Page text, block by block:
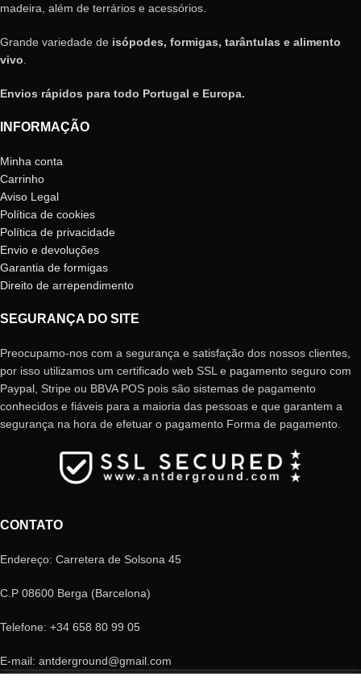
madeira, além de terrários e acessórios.
Grande variedade de isópodes, formigas, tarântulas e alimento
vivo
Envios rápidos para todo Portugal e Europa.
INFORMAÇÃO
Minha conta
Carrinho
Aviso Legal
Política de cookies
Política de privacidade
Envio e devoluções
Garantia de formigas
Direito de arrependimento
SEGURANÇA DO SITE
Preocupamo-nos com a segurança e satisfação dos nossos clientes,
por isso utilizamos um certificado web SSL e pagamento seguro com
Paypal, Stripe ou BBVA POS pois são sistemas de pagamento
conhecidos e fiáveis ​​para a maioria das pessoas e que garantem a
segurança na hora de efetuar o pagamento Forma de pagamento.
CONTATO
Endereço: Carretera de Solsona 45
C.P 08600 Berga (Barcelona)
Telefone: +34 658 80 99 05
E-mail: antderground@gmail.com